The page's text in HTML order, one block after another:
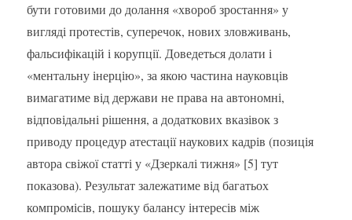
бути готовими до долання «хвороб зростання» у
вигляді протестів, суперечок, нових зловживань,
фальсифікацій і корупції. Доведеться долати і
«ментальну інерцію», за якою частина науковців
вимагатиме від держави не права на автономні,
відповідальні рішення, а додаткових вказівок з
приводу процедур атестації наукових кадрів (позиція
автора свіжої статті у «Дзеркалі тижня» [5] тут
показова). Результат залежатиме від багатьох
компромісів, пошуку балансу інтересів між